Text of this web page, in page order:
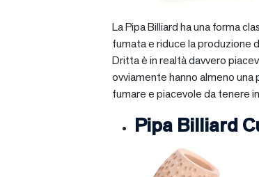
La Pipa Billiard ha una forma
fumata e riduce la produzione
Dritta è in realtà davvero
ovviamente hanno almeno
fumare e piacevole da tenere
Pipa Billiard